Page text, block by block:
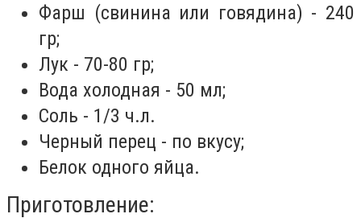
Фарш (свинина или говядина) - 240
гр;
Лук - 70-80 гр;
Вода холодная - 50 мл;
Соль - 1/3 ч.л.
Черный перец - по вкусу;
Белок одного яйца.
Приготовление: